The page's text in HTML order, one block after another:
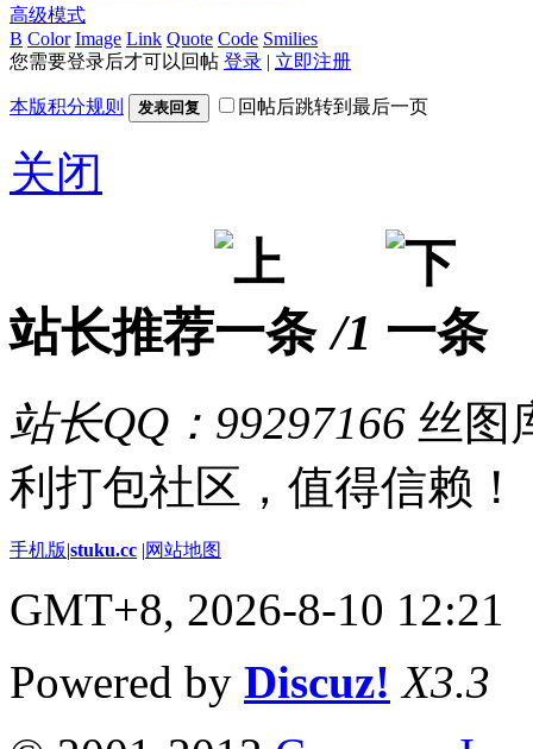
高级模式
B Color Image Link Quote Code Smilies
您需要登录后才可以回帖 登录 | 立即注册
本版积分规则 发表回复 回帖后跳转到最后一页
关闭
站长推荐 /1
站长QQ：99297166 丝图
利打包社区，值得信赖！
手机版|stuku.cc |网站地图
GMT+8, 2026-8-10 12:21
Powered by Discuz! X3.3